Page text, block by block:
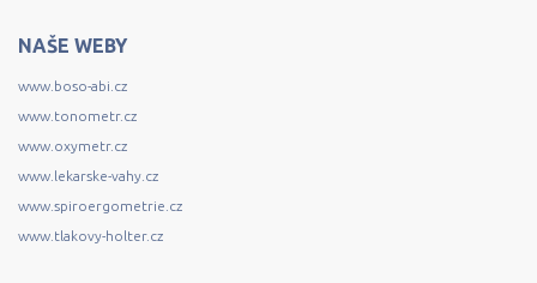
NAŠE WEBY
www.boso-abi.cz
www.tonometr.cz
www.oxymetr.cz
www.lekarske-vahy.cz
www.spiroergometrie.cz
www.tlakovy-holter.cz